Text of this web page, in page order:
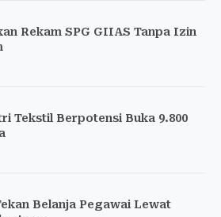
Rekam SPG GIIAS Tanpa Izin
Tekstil Berpotensi Buka 9.800
Belanja Pegawai Lewat